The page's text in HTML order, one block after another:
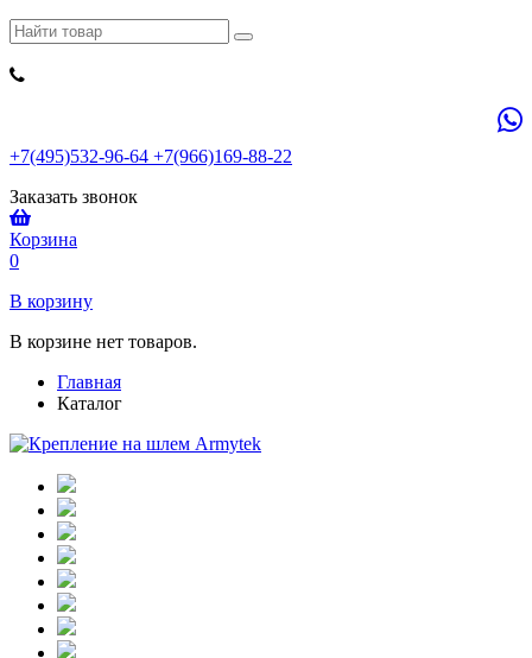
+7(495)532-96-64 +7(966)169-88-22
Заказать звонок
Корзина
0
В корзину
В корзине нет товаров.
Главная
Каталог